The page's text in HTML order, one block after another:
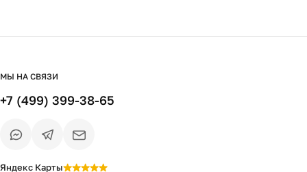
МЫ НА СВЯЗИ
+7 (499) 399-38-65
Яндекс Карты